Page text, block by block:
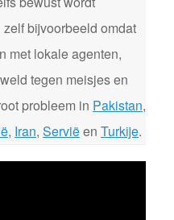
bijvoorbeeld omdat
met lokale agenten,
tegen meisjes en
probleem in Pakistan,
, Iran, Serviëen Turkije.